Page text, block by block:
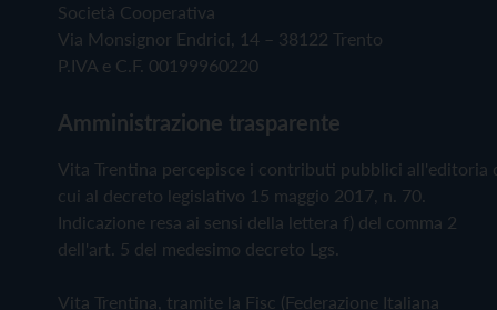
Società Cooperativa
Via Monsignor Endrici, 14 – 38122 Trento
P.IVA e C.F. 00199960220
Amministrazione trasparente
Vita Trentina percepisce i contributi pubblici all'editoria
cui al decreto legislativo 15 maggio 2017, n. 70.
Indicazione resa ai sensi della lettera f) del comma 2
dell'art. 5 del medesimo decreto Lgs.
Vita Trentina, tramite la Fisc (Federazione Italiana